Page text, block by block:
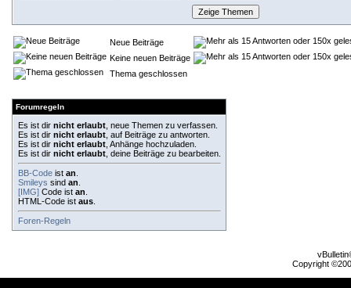
Neue Beiträge
Keine neuen Beiträge
Thema geschlossen
Forumregeln
Es ist dir nicht erlaubt , neue Themen zu verfassen.
Es ist dir nicht erlaubt , auf Beiträge zu antworten.
Es ist dir nicht erlaubt , Anhänge hochzuladen.
Es ist dir nicht erlaubt , deine Beiträge zu bearbeiten.
BB-Code ist an
Smileys sind an
[IMG] Code ist an
HTML-Code ist aus
Foren-Regeln
Copyright